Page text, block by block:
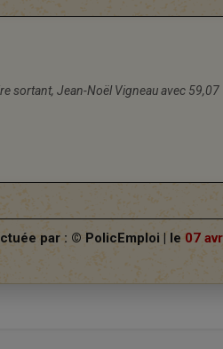
sortant, Jean-Noël Vigneau avec
par : © PolicEmploi | le 07